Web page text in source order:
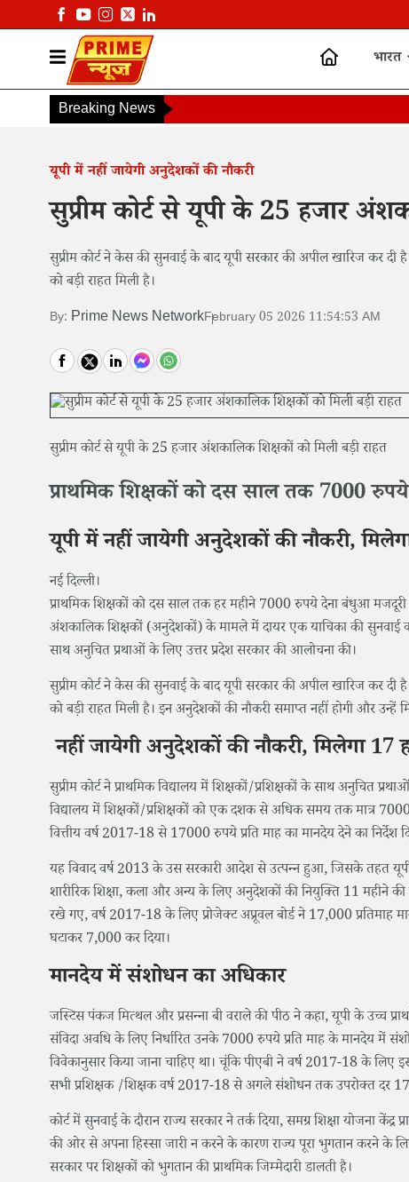
भारत
Breaking News
यूपी में नहीं जायेगी अनुदेशकों की नौकरी
सुप्रीम कोर्ट से यूपी के 25 हजार
सुप्रीम कोर्ट ने केस की सुनवाई के बाद यूपी सरकार की अपील खारिज कर
को बड़ी राहत मिली है।
By: Prime News NetworkFebruary 05 2026 11:54:53 AM
सुप्रीम कोर्ट से यूपी के 25 हजार अंशकालिक शिक्षकों को मिली बड़ी राहत
प्राथमिक शिक्षकों को दस साल तक 7000
यूपी में नहीं जायेगी अनुदेशकों की नौकरी,
नई दिल्ली।
प्राथमिक शिक्षकों को दस साल तक हर महीने 7000 रुपये देना बंधुआ मजदूरी
अंशकालिक शिक्षकों (अनुदेशकों) के मामले में दायर एक याचिका की सुनवाई
साथ अनुचित प्रथाओं के लिए उत्तर प्रदेश सरकार की आलोचना की।
सुप्रीम कोर्ट ने केस की सुनवाई के बाद यूपी सरकार की अपील खारिज कर
को बड़ी राहत मिली है। इन अनुदेशकों की नौकरी समाप्त नहीं होगी और
नहीं जायेगी अनुदेशकों की नौकरी, मिलेगा 17
सुप्रीम कोर्ट ने प्राथमिक विद्यालय में शिक्षकों/प्रशिक्षकों के साथ अनुचित
विद्यालय में शिक्षकों/प्रशिक्षकों को एक दशक से अधिक समय तक मात्र
वित्तीय वर्ष 2017-18 से 17000 रुपये प्रति माह का मानदेय देने का निर्देश
यह विवाद वर्ष 2013 के उस सरकारी आदेश से उत्पन्न हुआ, जिसके तहत यूपी
शारीरिक शिक्षा, कला और अन्य के लिए अनुदेशकों की नियुक्ति 11 महीने की
रखे गए, वर्ष 2017-18 के लिए प्रोजेक्ट अप्रूवल बोर्ड ने 17,000 प्रतिमाह
घटाकर 7,000 कर दिया।
मानदेय में संशोधन का अधिकार
जस्टिस पंकज मित्थल और प्रसन्ना बी वराले की पीठ ने कहा, यूपी के उच्च
संविदा अवधि के लिए निर्धारित उनके 7000 रुपये प्रति माह के मानदेय में
विवेकानुसार किया जाना चाहिए था। चूंकि पीएबी ने वर्ष 2017-18 के
सभी प्रशिक्षक /शिक्षक वर्ष 2017-18 से अगले संशोधन तक उपरोक्त दर
कोर्ट में सुनवाई के दौरान राज्य सरकार ने तर्क दिया, समग्र शिक्षा योजना
की ओर से अपना हिस्सा जारी न करने के कारण राज्य पूरा भुगतान करने के
सरकार पर शिक्षकों को भुगतान की प्राथमिक जिम्मेदारी डालती है।